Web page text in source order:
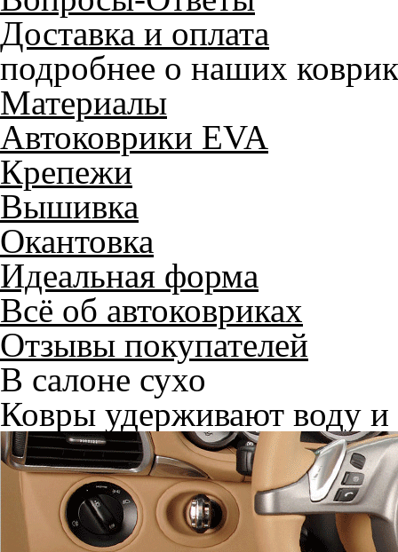
Доставка и оплата
подробнее о наших
Материалы
Автоковрики EVA
Крепежи
Вышивка
Окантовка
Идеальная форма
Всё об автоковриках
Отзывы покупателей
В салоне сухо
Ковры удерживают воду и